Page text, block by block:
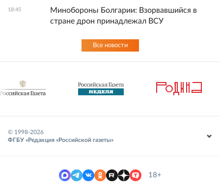
18:45
Минобороны Болгарии: Взорвавшийся в
стране дрон принадлежал ВСУ
Все новости
© 1998-2026
ФГБУ «Редакция «Российской газеты»
18+